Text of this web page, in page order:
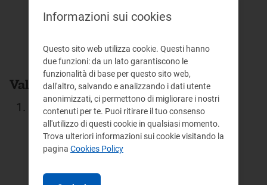
misure necessarie per dare
cessazione della condotta lesiva.
Valutazione giuridica
La valutazione giuridica della
fattispecie in esame ruota attorno
alle disposizioni definite dall'Autorità
Informazioni sui cookies
Questo sito web utilizza cookie. Questi hanno
due funzioni: da un lato garantiscono le
funzionalità di base per questo sito web,
dall'altro, salvando e analizzando i dati utente
anonimizzati, ci permettono di migliorare i nostri
contenuti per te. Puoi ritirare il tuo consenso
all'utilizzo di questi cookie in qualsiasi momento.
Trova ulteriori informazioni sui cookie visitando la
pagina Cookies Policy